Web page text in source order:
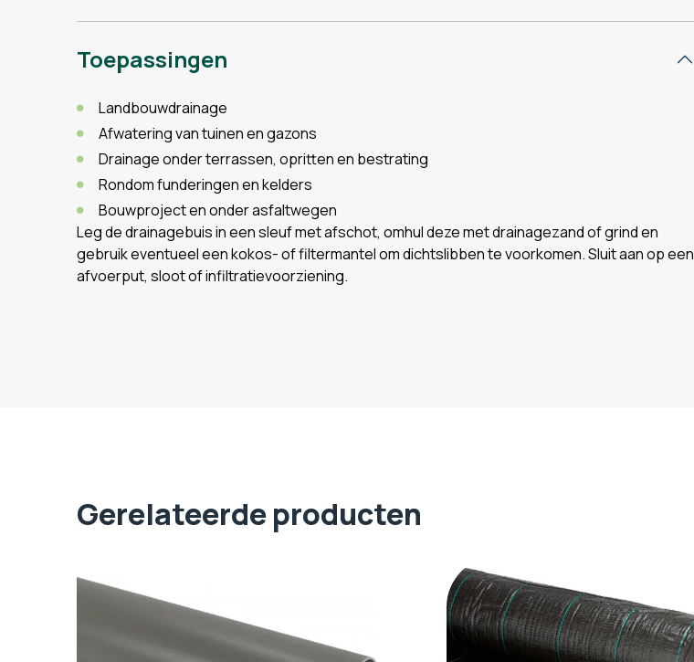
Toepassingen
Landbouwdrainage
Afwatering van tuinen en gazons
Drainage onder terrassen, opritten en bestrating
Rondom funderingen en kelders
Bouwproject en onder asfaltwegen
Leg de drainagebuis in een sleuf met afschot, omhul deze met drainagezand of grind en
gebruik eventueel een kokos- of filtermantel om dichtslibben te voorkomen. Sluit aan op een
afvoerput, sloot of infiltratievoorziening.
Gerelateerde producten